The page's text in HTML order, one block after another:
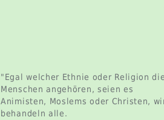
"Egal welcher Ethnie oder Religion
Menschen angehören, seien es
Animisten, Moslems oder Christen,
behandeln alle.